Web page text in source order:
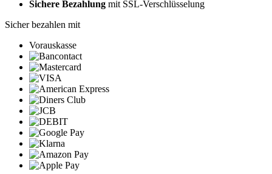
Sichere Bezahlung mit SSL-Verschlüsselung
Sicher bezahlen mit
Vorauskasse